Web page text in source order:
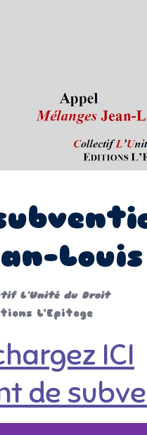
L’Unité du Droit
L’Epitoge
ICI
de